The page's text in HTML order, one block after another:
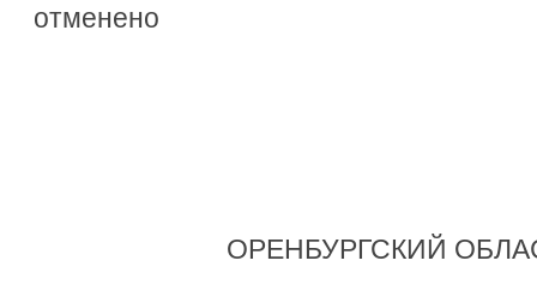
отменено
ОРЕНБУРГСКИЙ